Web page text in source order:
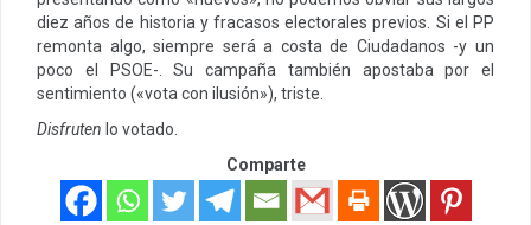
diez años de historia y fracasos electorales previos. Si el PP
remonta algo, siempre será a costa de Ciudadanos -y un
poco el PSOE-. Su campaña también apostaba por el
sentimiento («vota con ilusión»), triste.
Disfruten lo votado.
Comparte